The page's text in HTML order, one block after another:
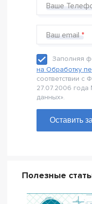
Ваше
Ваш email
Заполняя
на Обработку
соответствии с
27.07.2006
данных».
Оставить
Полезные